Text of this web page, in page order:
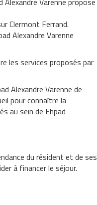
Clermont Ferrand.
Alexandre Varenne
les services proposés par
Alexandre Varenne de
pour connaître la
au sein de Ehpad
du résident et de ses
à financer le séjour.